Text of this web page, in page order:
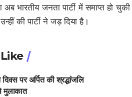
अब भारतीय जनता पार्टी में समाप्त हो
की पार्टी ने जड़ दिया है।
पर अर्पित की श्रद्धांजलि
मुलाकात